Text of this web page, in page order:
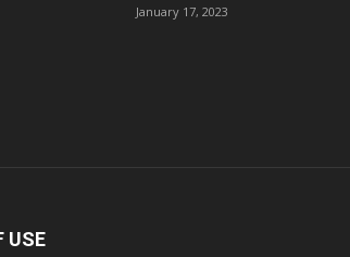
January 17, 2023
USE